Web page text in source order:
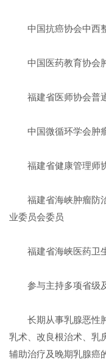
中国抗癌协会中西
中国医药教育协会
福建省医师协会普
中国微循环学会肿
福建省健康管理师
福建省海峡肿瘤防
业委员会委员
福建省海峡医药卫
参与主持多项省级
长期从事乳腺恶性
乳术、改良根治术、乳
辅助治疗及晚期乳腺癌